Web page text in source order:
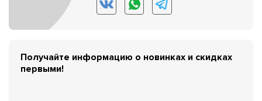
Получайте информацию о новинках и скидках
первыми!